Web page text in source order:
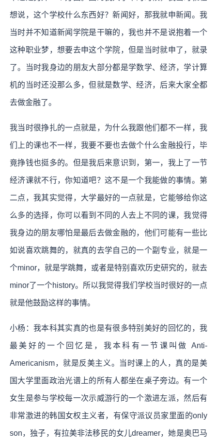
想说，这个学校什么东西好？新闻好，那我就申新闻。我
当时并不知道新闻学院是干嘛的，我也并不是说抱着一个
这种职业梦，想要去申这个学院，但是当时就申了，就录
了。当时我身边的朋友大部分都是学数学、经济，学计算
机的当时还没那么多，但就是数学、经济，后来大家全都
去做金融了。
我当时很挣扎的一点就是，为什么我跟他们都不一样，我
们上的课也不一样，我要不要也去做个什么金融投行，毕
竟挣钱也挺多的。但是我后来意识到，第一，我上了一节
经济课就不行，你知道吧？这不是一个我能做的事情。第
二点，我其实觉得，大学最好的一点就是，它能够给你这
么多的选择，你可以看到不同的人去上不同的课，我觉得
我身边的朋友哪怕是最后去做金融的，他们可能有一些比
如说喜欢跳舞的，就真的去学自己的一个副专业，就是一
个minor，就是学跳舞，或者是特别喜欢历史研究的，就去
minor了一个history。所以我觉得我们学校当时很好的一点
就是他鼓励这样的事情。
小杨：我本科其实真的也是有很多特别美好的回忆的，我
最美好的一个回忆是，我本科有一节课叫做 Anti-
Americanism，就是反美主义。当时课上的人，真的是美
国大学里面政治光谱上的所有人都坐在桌子旁边。有一个
女生是参与学校每一次示威游行的一个激进左派，然后有
非常激进的韩国女权主义者，有保守派议员家里面的only
son，独子，有拉美非法移民的女儿dreamer，她是奥巴马